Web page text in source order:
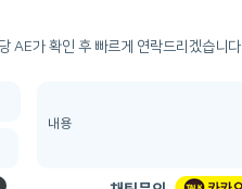
AE가 확인 후 빠르게 연락드리겠습니다.